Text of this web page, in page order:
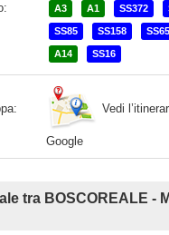
A3 A1 SS372
SS85 SS158
A14 SS16
Vedi
Google
tra BOSCOREALE -